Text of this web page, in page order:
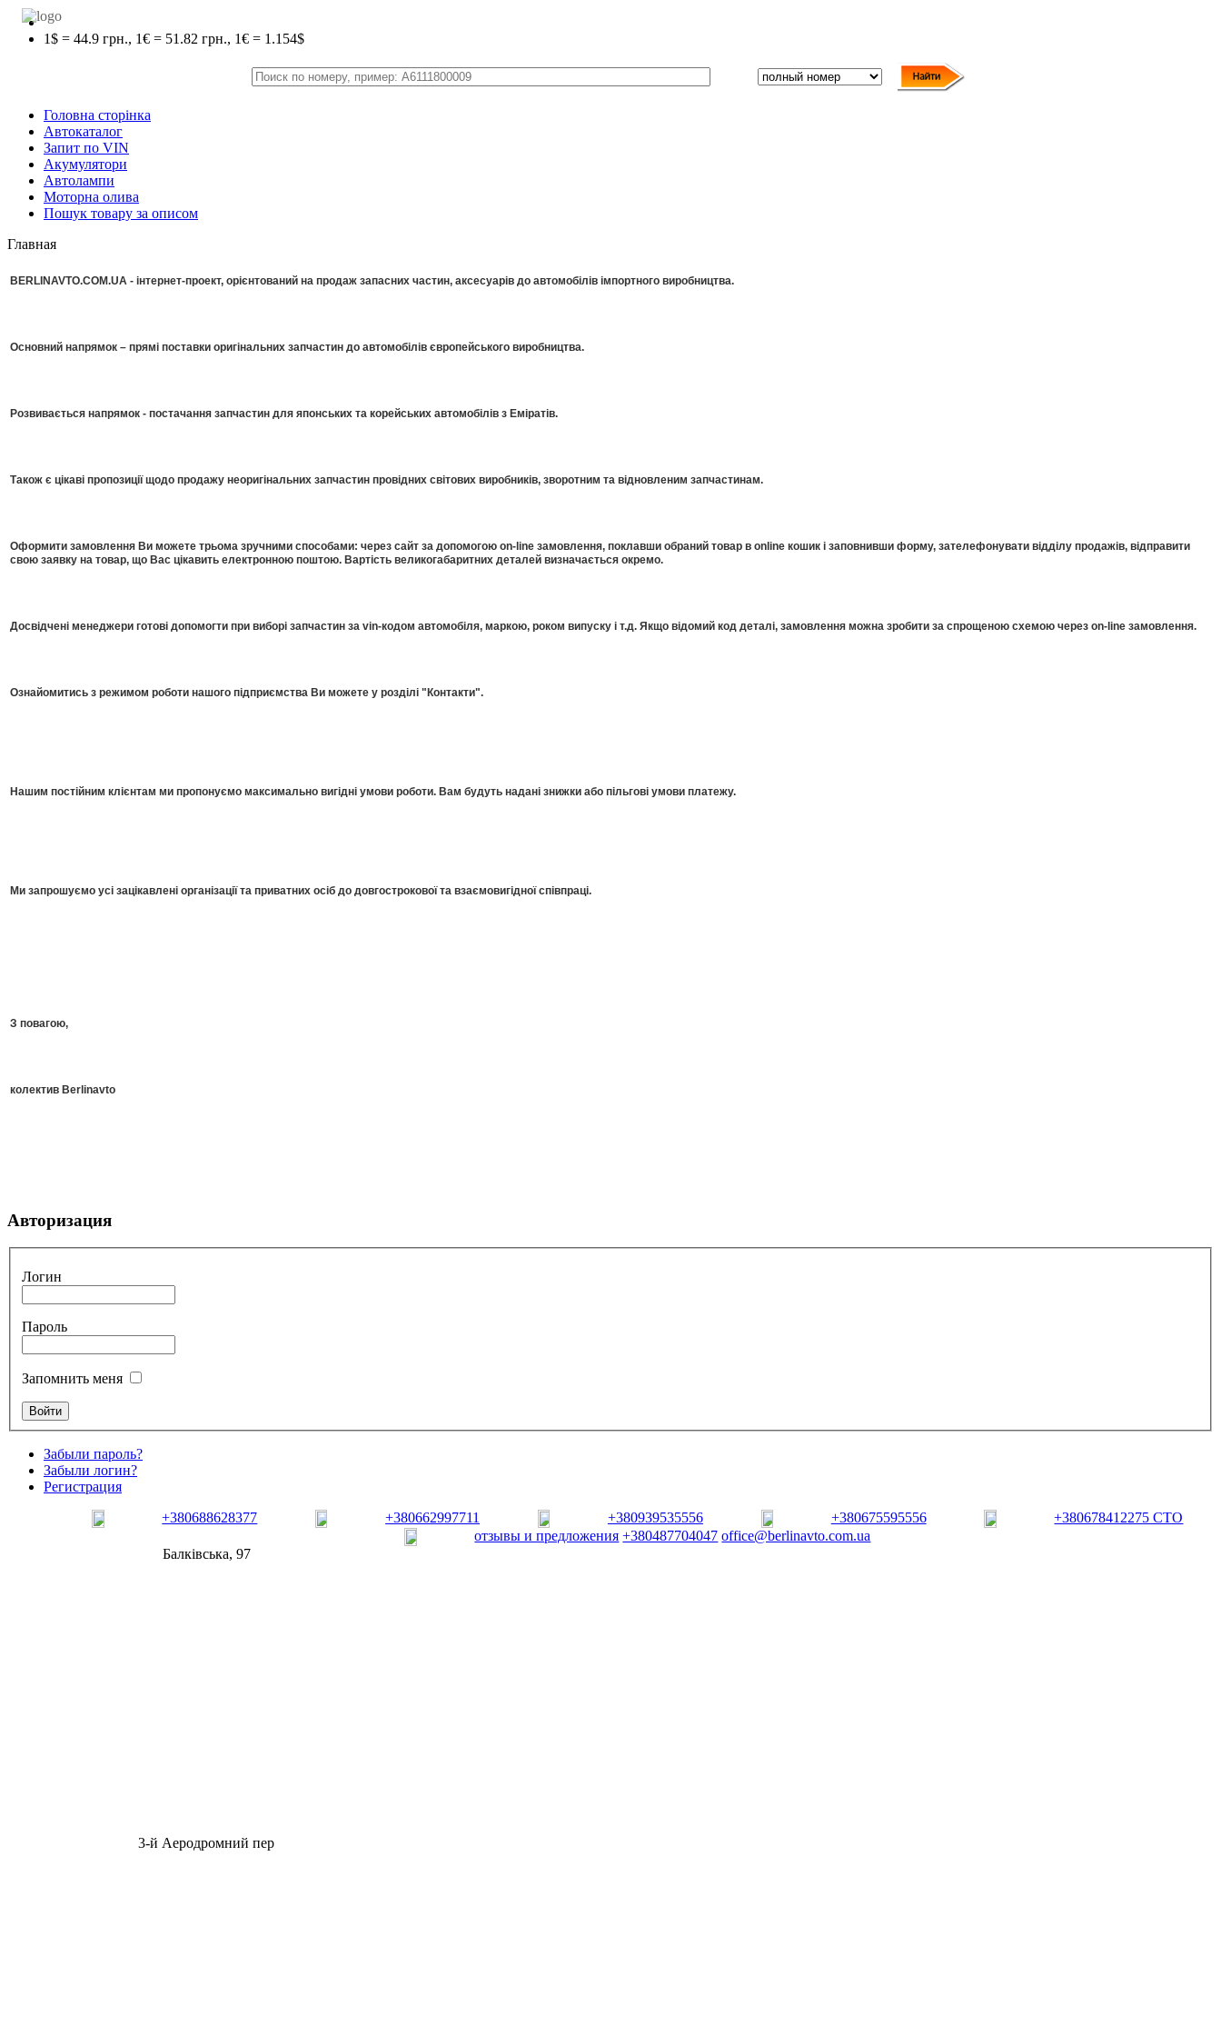
1$ = 44.9 грн., 1€ = 51.82 грн., 1€ = 1.154$
Головна сторінка
Автокаталог
Запит по VIN
Акумулятори
Автолампи
Моторна олива
Пошук товару за описом
Главная
BERLINAVTO.COM.UA - інтернет-проект, орієнтований на продаж запасних частин, аксесуарів до автомобілів імпортного виробництва.
Основний напрямок – прямі поставки оригінальних запчастин до автомобілів європейського виробництва.
Розвивається напрямок - постачання запчастин для японських та корейських автомобілів з Еміратів.
Також є цікаві пропозиції щодо продажу неоригінальних запчастин провідних світових виробників, зворотним та відновленим запчастинам.
Оформити замовлення Ви можете трьома зручними способами: через сайт за допомогою on-line замовлення, поклавши обраний товар в online кошик і заповнивши форму, зателефонувати відділу продажів, відправити
свою заявку на товар, що Вас цікавить електронною поштою. Вартість великогабаритних деталей визначається окремо.
Досвідчені менеджери готові допомогти при виборі запчастин за vin-кодом автомобіля, маркою, роком випуску і т.д. Якщо відомий код деталі, замовлення можна зробити за спрощеною схемою через on-line замовлення.
Ознайомитись з режимом роботи нашого підприємства Ви можете у розділі "Контакти".
Нашим постійним клієнтам ми пропонуємо максимально вигідні умови роботи. Вам будуть надані знижки або пільгові умови платежу.
Ми запрошуємо усі зацікавлені організації та приватних осіб до довгострокової та взаємовигідної співпраці.
З повагою,
колектив Berlinavto
Авторизация
Логин
Пароль
Запомнить меня
Забыли пароль?
Забыли логин?
Регистрация
+380688628377
+380662997711 +380939535556 +380675595556
+380678412275 СТО
отзывы и предложения +380487704047 office@berlinavto.com.ua
Балківська, 97
3-й Аеродромний пер